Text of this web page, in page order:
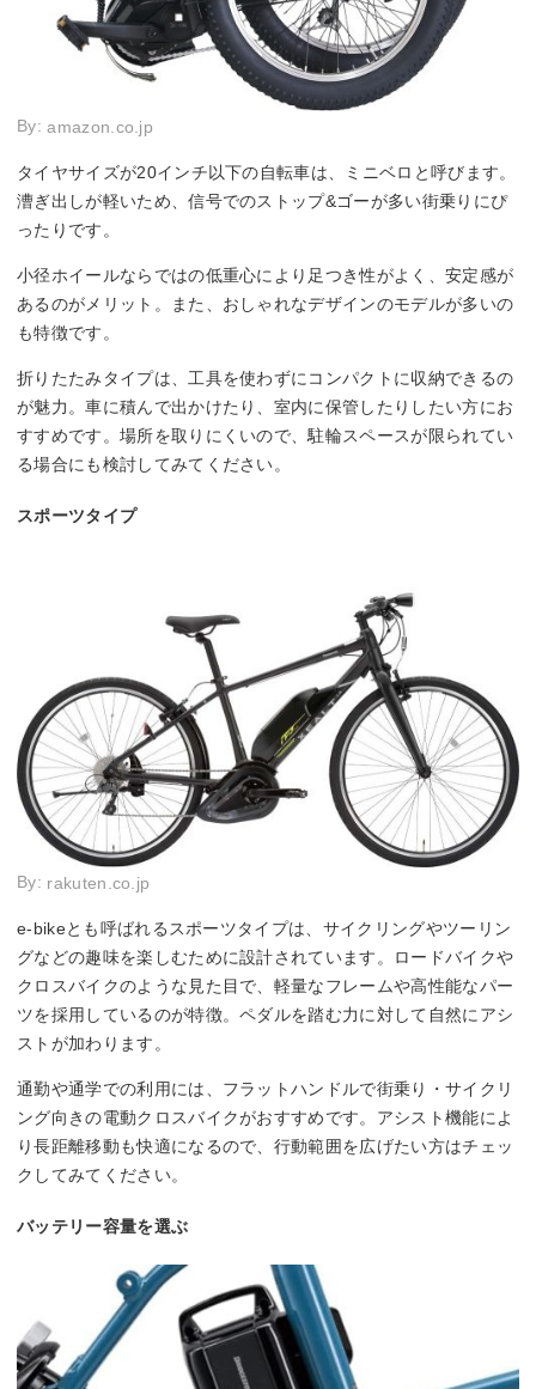
By:amazon.co.jp
タイヤサイズが20インチ以下の自転車は、ミニベロと呼びます。
漕ぎ出しが軽いため、信号でのストップ&ゴーが多い街乗りにぴ
ったりです。
小径ホイールならではの低重心により足つき性がよく、安定感が
あるのがメリット。また、おしゃれなデザインのモデルが多いの
も特徴です。
折りたたみタイプは、工具を使わずにコンパクトに収納できるの
が魅力。車に積んで出かけたり、室内に保管したりしたい方にお
すすめです。場所を取りにくいので、駐輪スペースが限られてい
る場合にも検討してみてください。
スポーツタイプ
By: rakuten.co.jp
e-bikeとも呼ばれるスポーツタイプは、サイクリングやツーリン
グなどの趣味を楽しむために設計されています。ロードバイクや
クロスバイクのような見た目で、軽量なフレームや高性能なパー
ツを採用しているのが特徴。ペダルを踏む力に対して自然にアシ
ストが加わります。
通勤や通学での利用には、フラットハンドルで街乗り・サイクリ
ング向きの電動クロスバイクがおすすめです。アシスト機能によ
り長距離移動も快適になるので、行動範囲を広げたい方はチェッ
クしてみてください。
バッテリー容量を選ぶ